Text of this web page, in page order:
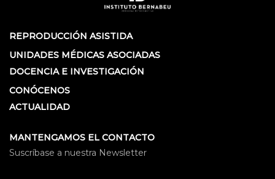
REPRODUCCIÓN ASISTIDA
UNIDADES MÉDICAS ASOCIADAS
DOCENCIA E INVESTIGACIÓN
CONÓCENOS
ACTUALIDAD
MANTENGAMOS EL CONTACTO
Suscríbase a nuestra Newsletter